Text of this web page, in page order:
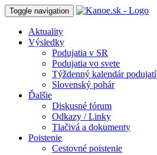
Toggle navigation
Aktuality
Výsledky
Podujatia v SR
Podujatia vo svete
Týždenný kalendár podujatí
Slovenský pohár
Ďalšie
Diskusné fórum
Odkazy / Linky
Tlačivá a dokumenty
Poistenie
Cestovné poistenie